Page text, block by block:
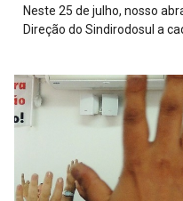
Neste 25 de julho, nosso
Direção do Sindirodosul a